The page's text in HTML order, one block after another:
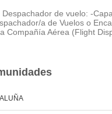
de vuelo: -
a de Vuelos o
Compañía Aérea (Flight